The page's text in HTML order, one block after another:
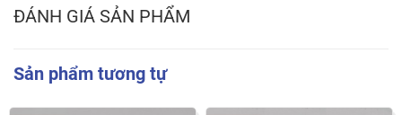
ĐÁNH GIÁ SẢN PHẨM
Sản phẩm tương tự